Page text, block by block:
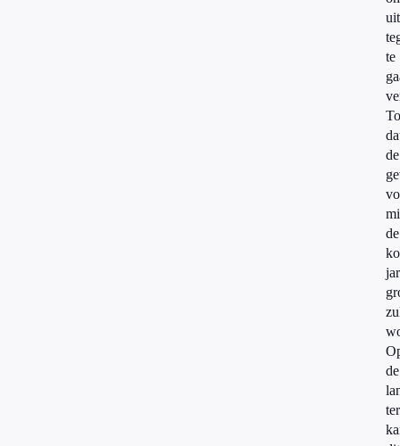
te
de
de
de